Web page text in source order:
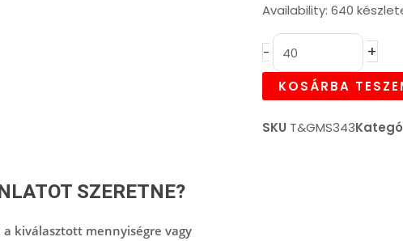
WAS:
476,00FT.
IS:
Availability: 640
-
Autóipari
maszkoló
szalag,
barna
-
30mm
+
KOSÁRBA
SKU T&GMS343
SZERETNE?
kiválasztott mennyiségre vagy